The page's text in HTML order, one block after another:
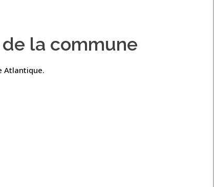
la commune
Atlantique.